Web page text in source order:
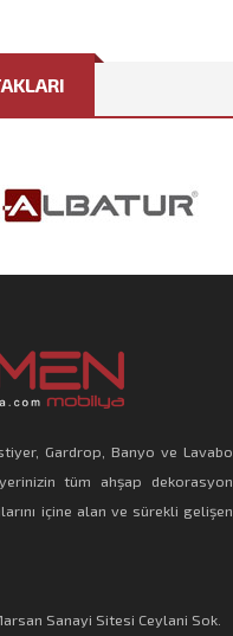
Gardrop, Banyo ve Lavabo
tüm ahşap dekorasyon
içine alan ve sürekli gelişen
Sanayi Sitesi Ceylani Sok.